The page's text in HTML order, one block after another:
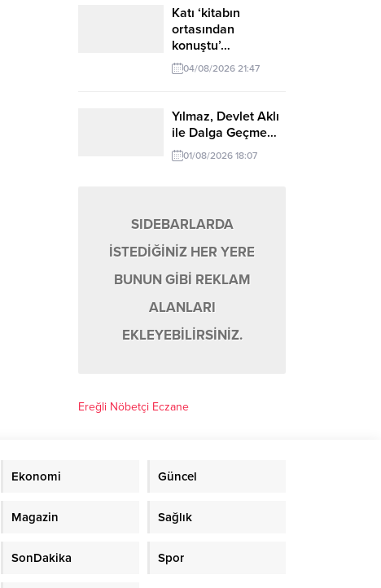
Katı ‘kitabın
ortasından
konuştu’…
04/08/2026 21:47
Yılmaz, Devlet Aklı
ile Dalga Geçme…
01/08/2026 18:07
SIDEBARLARDA
İSTEDİĞİNİZ HER YERE
BUNUN GİBİ REKLAM
ALANLARI
EKLEYEBİLİRSİNİZ.
Ereğli Nöbetçi Eczane
Ekonomi Güncel
Magazin Sağlık
SonDakika Spor